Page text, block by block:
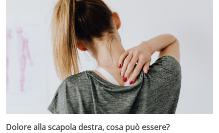
Dolore alla scapola destra, cosa può essere?